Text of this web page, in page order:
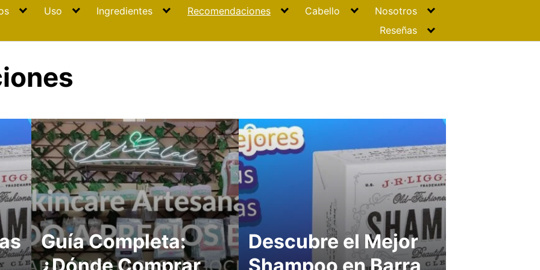
Uso Ingredientes Recomendaciones Cabello
Nosotros
Reseñas
Guía Completa:
Descubre el Mejor